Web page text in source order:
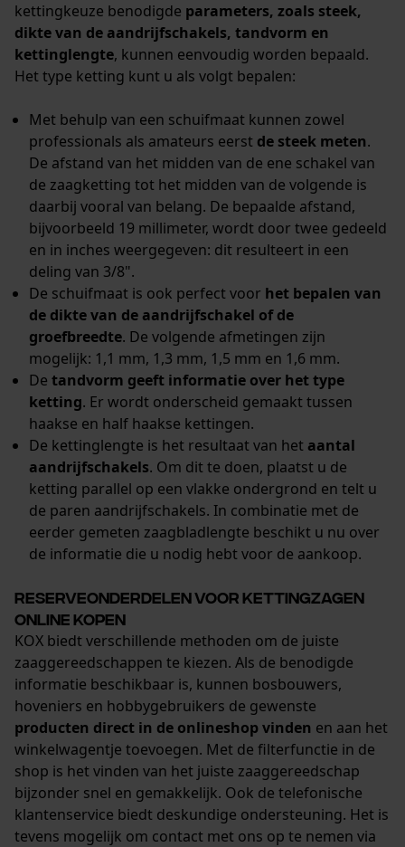
kettingkeuze benodigde parameters, zoals steek,
dikte van de aandrijfschakels, tandvorm en
kettinglengte, kunnen eenvoudig worden bepaald.
Het type ketting kunt u als volgt bepalen:
Met behulp van een schuifmaat kunnen zowel
professionals als amateurs eerst de steek meten.
De afstand van het midden van de ene schakel van
de zaagketting tot het midden van de volgende is
daarbij vooral van belang. De bepaalde afstand,
bijvoorbeeld 19 millimeter, wordt door twee gedeeld
en in inches weergegeven: dit resulteert in een
deling van 3/8".
De schuifmaat is ook perfect voor het bepalen van
de dikte van de aandrijfschakel of de
groefbreedte. De volgende afmetingen zijn
mogelijk: 1,1 mm, 1,3 mm, 1,5 mm en 1,6 mm.
De tandvorm geeft informatie over het type
ketting. Er wordt onderscheid gemaakt tussen
haakse en half haakse kettingen.
De kettinglengte is het resultaat van het aantal
aandrijfschakels. Om dit te doen, plaatst u de
ketting parallel op een vlakke ondergrond en telt u
de paren aandrijfschakels. In combinatie met de
eerder gemeten zaagbladlengte beschikt u nu over
de informatie die u nodig hebt voor de aankoop.
Reserveonderdelen voor kettingzagen
online kopen
KOX biedt verschillende methoden om de juiste
zaaggereedschappen te kiezen. Als de benodigde
informatie beschikbaar is, kunnen bosbouwers,
hoveniers en hobbygebruikers de gewenste
producten direct in de onlineshop vinden en aan het
winkelwagentje toevoegen. Met de filterfunctie in de
shop is het vinden van het juiste zaaggereedschap
bijzonder snel en gemakkelijk. Ook de telefonische
klantenservice biedt deskundige ondersteuning. Het is
tevens mogelijk om contact met ons op te nemen via